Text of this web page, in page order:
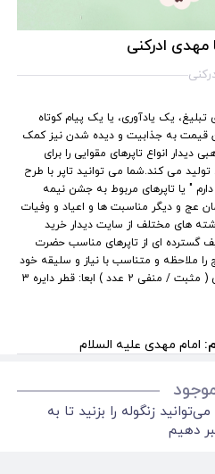
تبلیغ، یک یادآوری، یا یک پیام کوتاه
قیمت به جذابیت و دیده شدن نیز کمک
انواع تاپرهای مقوایی را برای
می کند.شما می توانید تاپر با طرح
" یا تاپرهای مربوط به جشن نیمه
عج و دیگر مناسبت ها و اعیاد و وفیات
های مختلف از سایت دیدار خرید
گسترده ای از تاپرهای مناسب حضرت
ملاحظه و متناسب با نیاز و سلیقه خود
خرید نمایید. بسته های 50 عددی ( مثبت / منفی 2 عدد ) ابعا: قطر دایره 3
امام مهدی علیه السلام
زنگوله را بزنید تا به
دهیم